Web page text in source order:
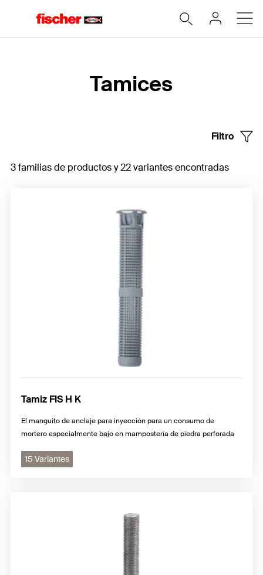
Tamices
Filtro
3 familias de productos y 22 variantes encontradas
Tamiz FIS H K
El manguito de anclaje para inyección para un consumo de
mortero especialmente bajo en mampostería de piedra perforada
15 Variantes